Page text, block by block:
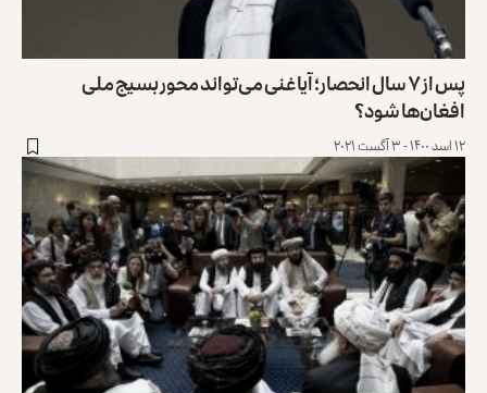
پس از ۷ سال انحصار؛ آیا غنی می‌تواند محور بسیج ملی
افغان‌ها شود؟
۱۲ اسد ۱۴۰۰ - ۳ آگست ۲۰۲۱